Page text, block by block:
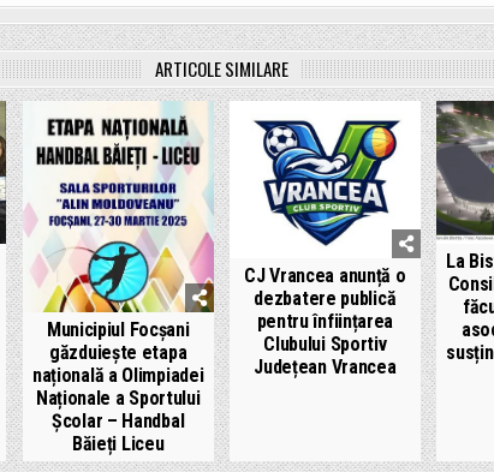
ARTICOLE SIMILARE
Municipiul Focșani
găzduiește etapa
națională a Olimpiadei
Naționale a Sportului
Școlar – Handbal
Băieți Liceu
CJ Vrancea anunță o
dezbatere publică
pentru înființarea
Clubului Sportiv
Județean Vrancea
La